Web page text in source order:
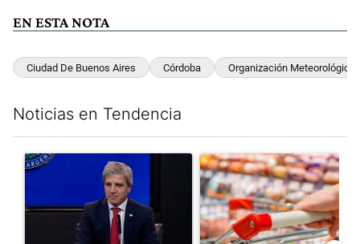
EN ESTA NOTA
Ciudad De Buenos Aires Córdoba Organización Meteorológica
Noticias en Tendencia
Un artículo de tendencia con el título "Luis Caputo aclaró sus
Un artículo de tendencia con